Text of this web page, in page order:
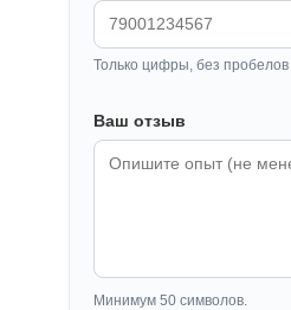
Только цифры, без
Ваш отзыв
Минимум 50 символов.